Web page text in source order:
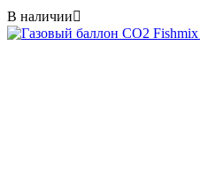
В наличии